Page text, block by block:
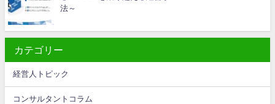
法～
カテゴリー
経営人トピック
コンサルタントコラム